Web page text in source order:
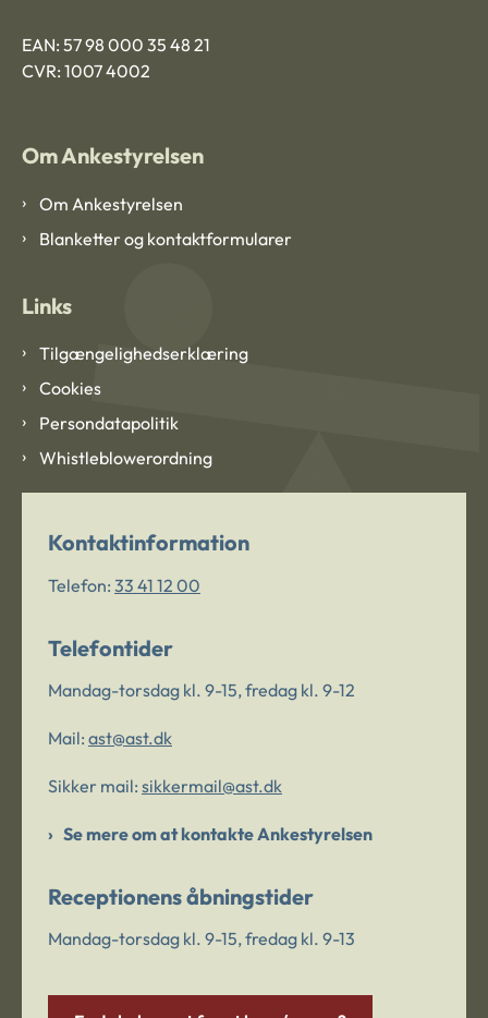
EAN: 57 98 000 35 48 21
CVR: 1007 4002
Om Ankestyrelsen
Om Ankestyrelsen
Blanketter og kontaktformularer
Links
Tilgængelighedserklæring
Cookies
Persondatapolitik
Whistleblowerordning
Kontaktinformation
Telefon: 33 41 12 00
Telefontider
Mandag-torsdag kl. 9-15, fredag kl. 9-12
Mail: ast@ast.dk
Sikker mail: sikkermail@ast.dk
Se mere om at kontakte Ankestyrelsen
Receptionens åbningstider
Mandag-torsdag kl. 9-15, fredag kl. 9-13